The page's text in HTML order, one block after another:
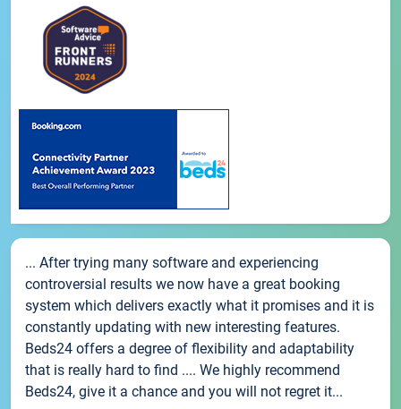
... After trying many software and experiencing
controversial results we now have a great booking
system which delivers exactly what it promises and it is
constantly updating with new interesting features.
Beds24 offers a degree of flexibility and adaptability
that is really hard to find .... We highly recommend
Beds24, give it a chance and you will not regret it...